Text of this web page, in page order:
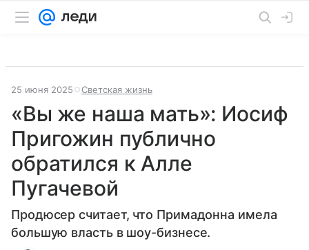
25 июня 2025 Светская жизнь
«Вы же наша мать»: Иосиф
Пригожин публично
обратился к Алле
Пугачевой
Продюсер считает, что Примадонна имела
большую власть в шоу-бизнесе.